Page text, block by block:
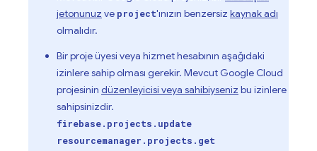
jetonunuz ve project'ınızın benzersiz kaynak adı
olmalıdır.
Bir proje üyesi veya hizmet hesabının aşağıdaki
izinlere sahip olması gerekir. Mevcut Google Cloud
projesinin düzenleyicisi veya sahibiyseniz bu izinlere
sahipsinizdir.
firebase.projects.update
resourcemanager.projects.get